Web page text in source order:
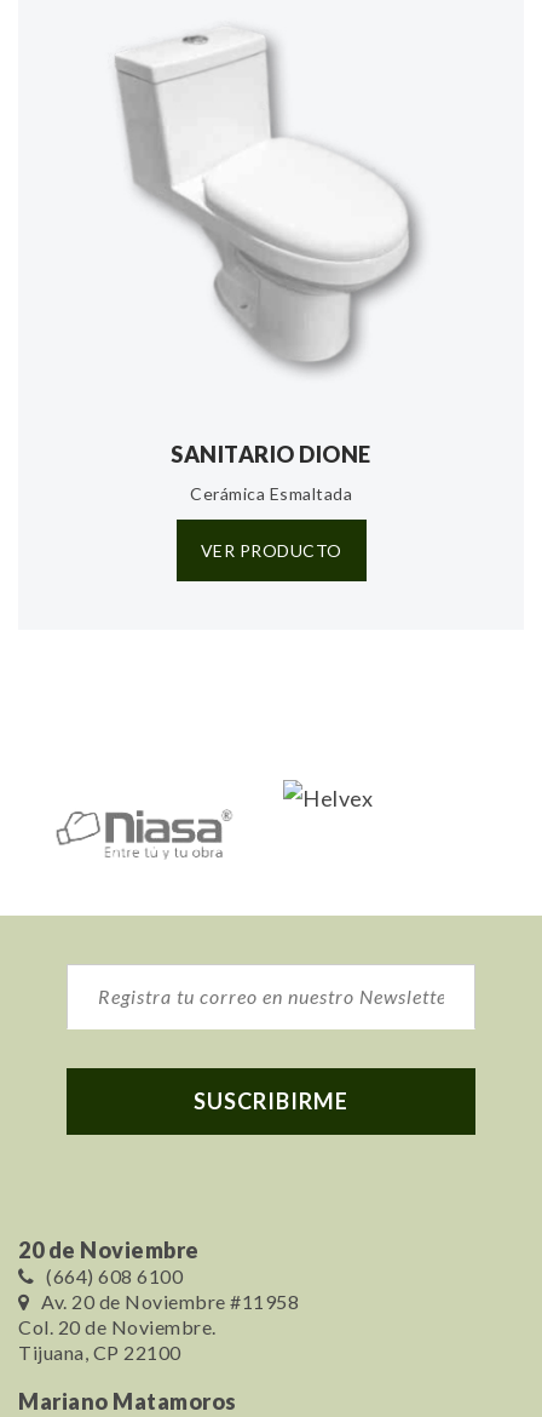
SANITARIO DIONE
Cerámica Esmaltada
VER PRODUCTO
20 de Noviembre
(664) 608 6100
Av. 20 de Noviembre #11958
Col. 20 de Noviembre.
Tijuana, CP 22100
Mariano Matamoros